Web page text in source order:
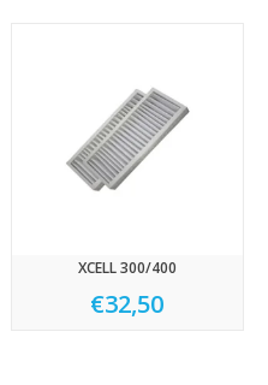
XCELL 300/400
€32,50